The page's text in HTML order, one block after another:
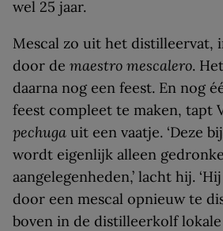
wel 25 jaar.
Mescal zo uit het distilleervat,
door de maestro mescalero.
daarna nog een feest. En nog
feest compleet te maken, tapt
pechuga uit een vaatje. ‘Deze
wordt eigenlijk alleen
aangelegenheden,’ lacht hij.
door een mescal opnieuw te
boven in de distilleerkolf